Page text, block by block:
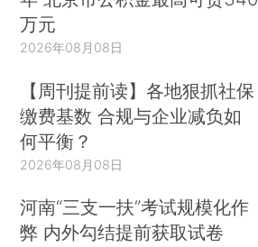
万元
2026年08月08日
【周刊提前读】各地狠抓社保
缴费基数 合规与企业减负如
何平衡？
2026年08月08日
河南“三支一扶”考试规模化作
弊 内外勾结提前获取试卷